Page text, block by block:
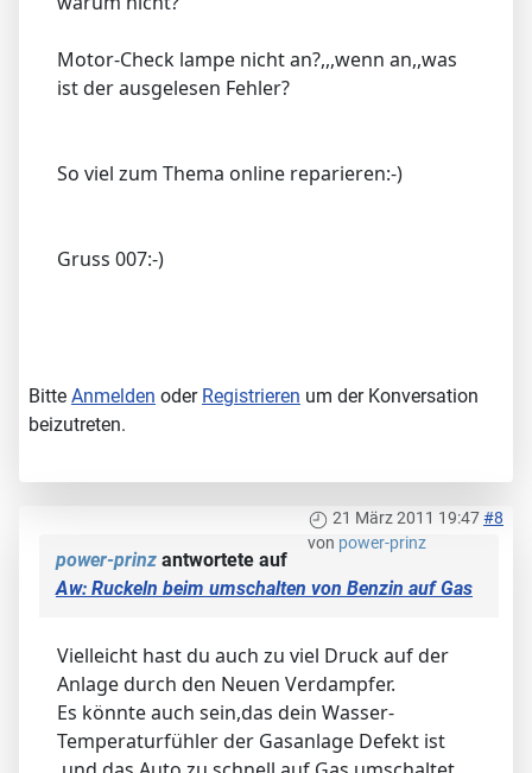
Motor-Check lampe nicht an?,,,wenn an,,was
ist der ausgelesen Fehler?
So viel zum Thema online reparieren:-)
Gruss 007:-)
Bitte Anmelden oder Registrieren um der Konversation
beizutreten.
21 März 2011 19:47#8
von power-prinz
power-prinz antwortete auf
Aw: Ruckeln beim umschalten von Benzin auf Gas
Vielleicht hast du auch zu viel Druck auf der
Anlage durch den Neuen Verdampfer.
Es könnte auch sein,das dein Wasser-
Temperaturfühler der Gasanlage Defekt ist